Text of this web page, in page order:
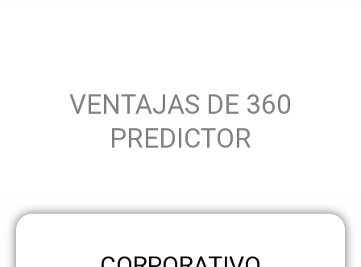
VENTAJAS DE 360
PREDICTOR